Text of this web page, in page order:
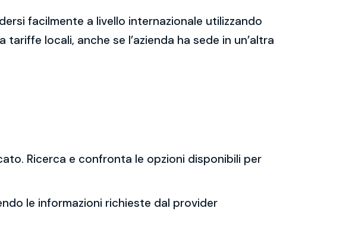
facilmente a livello internazionale utilizzando
locali, anche se l’azienda ha sede in un’altra
Ricerca e confronta le opzioni disponibili per
le informazioni richieste dal provider